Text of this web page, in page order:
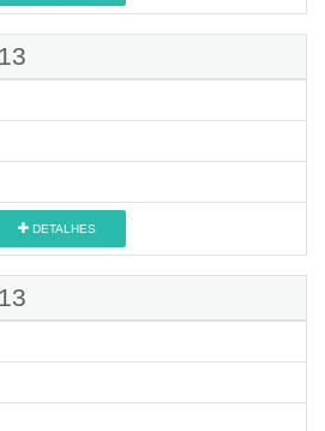
DETALHES